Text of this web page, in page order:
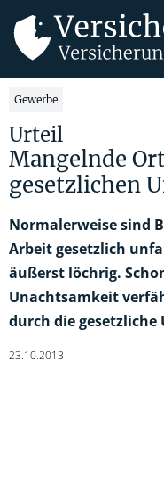
Gewerbe
Urteil
Mangelnde
gesetzlichen
Normalerweise sind
Arbeit gesetzlich
äußerst löchrig.
Unachtsamkeit
durch die
23.10.2013